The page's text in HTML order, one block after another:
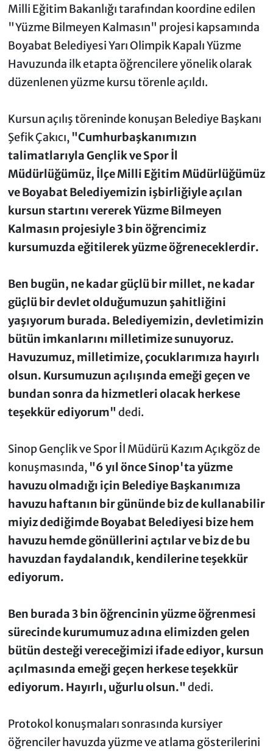
Milli Eğitim Bakanlığı tarafından koordine edilen
"Yüzme Bilmeyen Kalmasın" projesi kapsamında
Boyabat Belediyesi Yarı Olimpik Kapalı Yüzme
Havuzunda ilk etapta öğrencilere yönelik olarak
düzenlenen yüzme kursu törenle açıldı.
Kursun açılış töreninde konuşan Belediye Başkanı
Şefik Çakıcı,"Cumhurbaşkanımızın
talimatlarıyla Gençlik ve Spor İl
Müdürlüğümüz, İlçe Milli Eğitim Müdürlüğümüz
ve Boyabat Belediyemizin işbirliğiyle açılan
kursun startını vererek Yüzme Bilmeyen
Kalmasın projesiyle 3 bin öğrencimiz
kursumuzda eğitilerek yüzme öğreneceklerdir.
Ben bugün, ne kadar güçlü bir millet, ne kadar
güçlü bir devlet olduğumuzun şahitliğini
yaşıyorum burada. Belediyemizin, devletimizin
bütün imkanlarını milletimize sunuyoruz.
Havuzumuz, milletimize, çocuklarımıza hayırlı
olsun. Kursumuzun açılışında emeği geçen ve
bundan sonra da hizmetleri olacak herkese
teşekkür ediyorum"dedi.
Sinop Gençlik ve Spor İl Müdürü Kazım Açıkgöz de
konuşmasında, "6 yıl önce Sinop'ta yüzme
havuzu olmadığı için Belediye Başkanımıza
havuzu haftanın bir gününde biz de kullanabilir
miyiz dediğimde Boyabat Belediyesi bize hem
havuzu hemde gönüllerini açtılar ve biz de bu
havuzdan faydalandık, kendilerine teşekkür
ediyorum.
Ben burada 3 bin öğrencinin yüzme öğrenmesi
sürecinde kurumumuz adına elimizden gelen
bütün desteği vereceğimizi ifade ediyor, kursun
açılmasında emeği geçen herkese teşekkür
ediyorum. Hayırlı, uğurlu olsun."dedi.
Protokol konuşmaları sonrasında kursiyer
öğrenciler havuzda yüzme ve atlama gösterilerini